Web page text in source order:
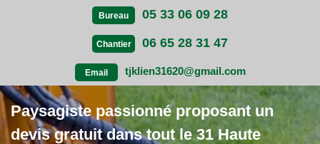
Bureau 05 33 06 09 28
Chantier 06 65 28 31 47
Email tjklien31620@gmail.com
Paysagiste passionné proposant un
devis gratuit dans tout le 31 Haute